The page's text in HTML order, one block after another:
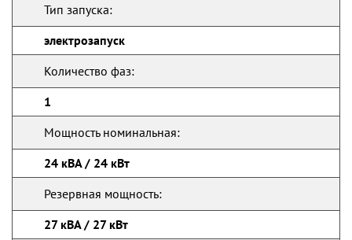
Тип запуска:
электрозапуск
Количество фаз:
1
Мощность номинальная:
24 кВА / 24 кВт
Резервная мощность:
27 кВА / 27 кВт